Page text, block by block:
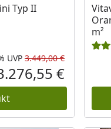
Typ II
Rabatt in
UVP 3.449,00 €
Aktueller
€
m²